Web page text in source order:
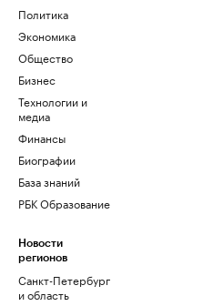
Политика
Экономика
Общество
Бизнес
Технологии и
медиа
Финансы
Биографии
База знаний
РБК Образование
Новости
регионов
Санкт-Петербург
и область